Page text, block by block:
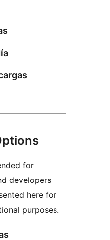
for
developers
here for
purposes.